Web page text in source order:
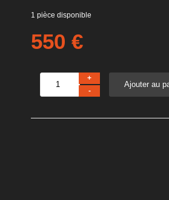
1 pièce disponible
550 €
+
-